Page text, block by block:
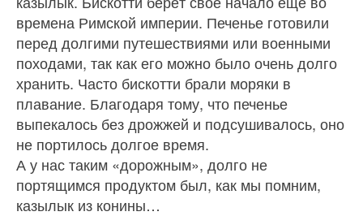
времена Римской импе­рии. Печенье готовили
перед долгими путешествиями или военными
походами, так как его можно было очень долго
хранить. Часто бискотти брали моряки в
плавание. Благодаря тому, что печенье
выпекалось без дрожжей и подсушивалось, оно
не портилось долгое время.
А у нас таким «дорожным», долго не
портящимся продуктом был, как мы помним,
казылык из конины…